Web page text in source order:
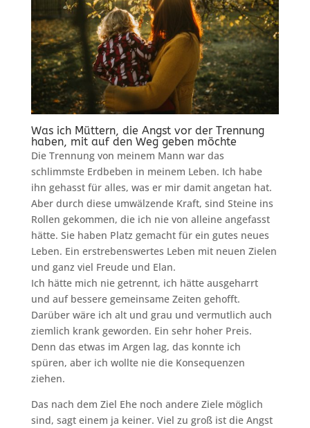
Was ich Müttern, die Angst vor der Trennung
haben, mit auf den Weg geben möchte
Die Trennung von meinem Mann war das
schlimmste Erdbeben in meinem Leben. Ich habe
ihn gehasst für alles, was er mir damit angetan hat.
Aber durch diese umwälzende Kraft, sind Steine ins
Rollen gekommen, die ich nie von alleine angefasst
hätte. Sie haben Platz gemacht für ein gutes neues
Leben. Ein erstrebenswertes Leben mit neuen Zielen
und ganz viel Freude und Elan.
Ich hätte mich nie getrennt, ich hätte ausgeharrt
und auf bessere gemeinsame Zeiten gehofft.
Darüber wäre ich alt und grau und vermutlich auch
ziemlich krank geworden. Ein sehr hoher Preis.
Denn das etwas im Argen lag, das konnte ich
spüren, aber ich wollte nie die Konsequenzen
ziehen.
Das nach dem Ziel Ehe noch andere Ziele möglich
sind, sagt einem ja keiner. Viel zu groß ist die Angst